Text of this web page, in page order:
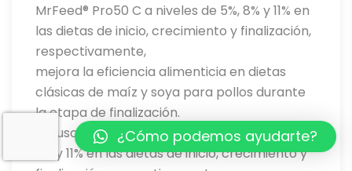
MrFeed® Pro50 C a niveles de 5%, 8% y 11% en
las dietas de inicio, crecimiento y finalización,
respectivamente,
mejora la eficiencia alimenticia en dietas
clásicas de maíz y soya para pollos durante
la etapa de finalización.
• El uso de MrFeed® Pro50 C en niveles de 5%,
8% y 11% en las dietas de inicio, crecimiento y
¿Cómo podemos ayudarte?